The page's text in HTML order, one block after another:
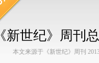
《新世纪》周刊
本文来源于《新世纪》周刊